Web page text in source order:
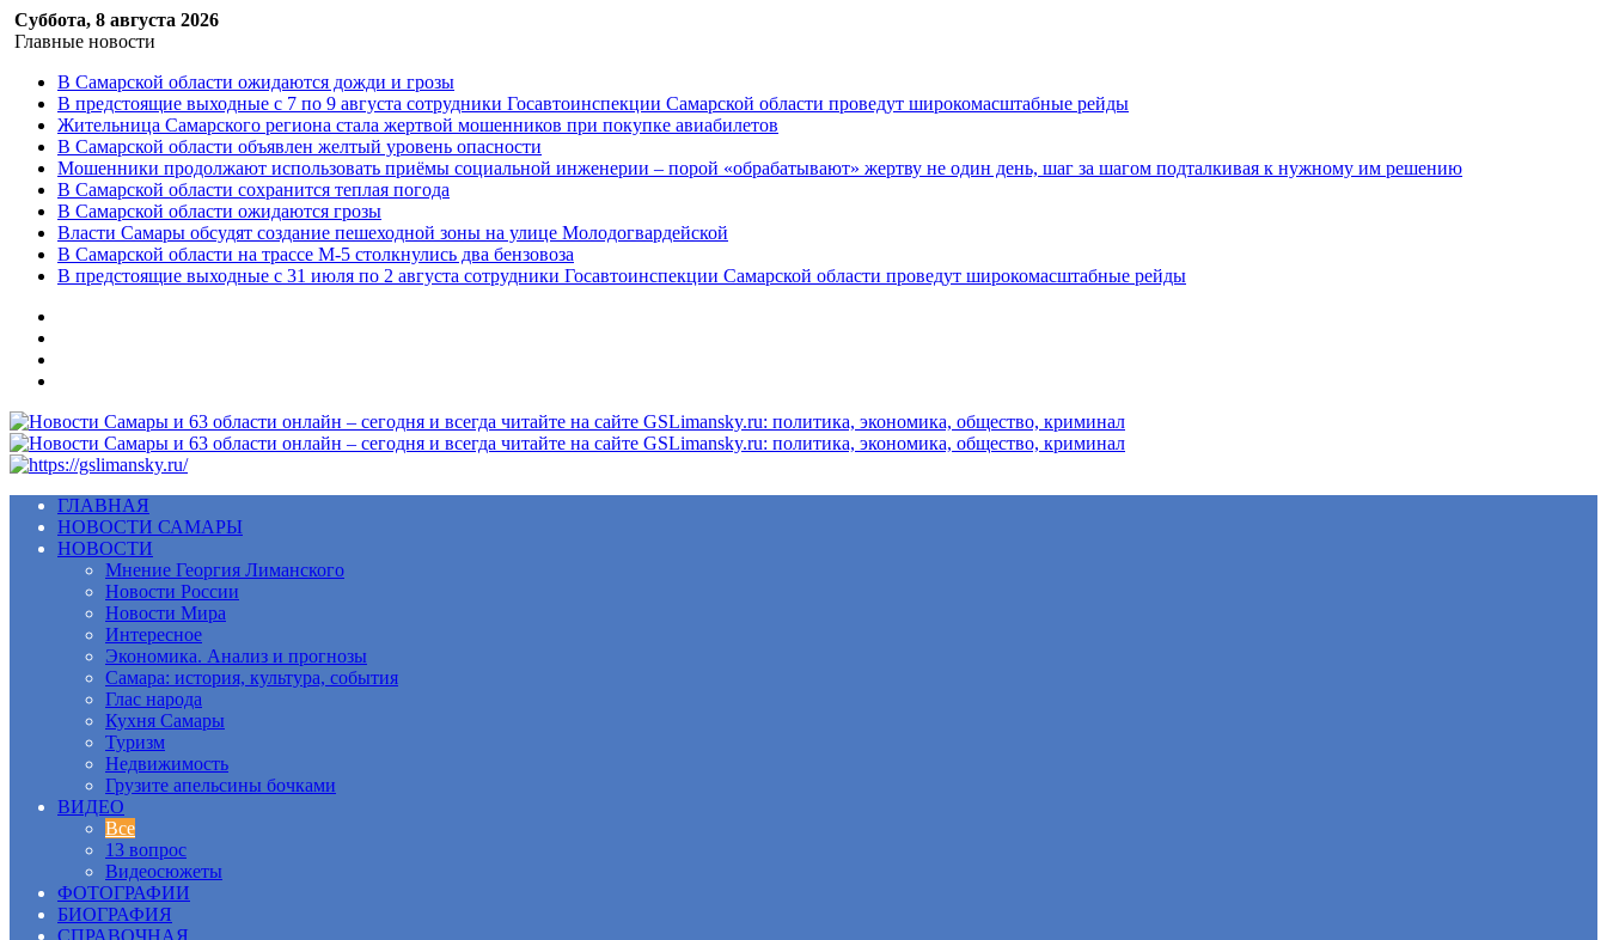
Суббота, 8 августа 2026
Главные новости
В Самарской области ожидаются дожди и грозы
В предстоящие выходные с 7 по 9 августа сотрудники Госавтоинспекции Самарской области проведут широкомасштабные рейды
Жительница Самарского региона стала жертвой мошенников при покупке авиабилетов
В Самарской области объявлен желтый уровень опасности
Мошенники продолжают использовать приёмы социальной инженерии – порой «обрабатывают» жертву не один день, шаг за шагом подталкивая к нужному им решению
В Самарской области сохранится теплая погода
В Самарской области ожидаются грозы
Власти Самары обсудят создание пешеходной зоны на улице Молодогвардейской
В Самарской области на трассе М-5 столкнулись два бензовоза
В предстоящие выходные с 31 июля по 2 августа сотрудники Госавтоинспекции Самарской области проведут широкомасштабные рейды
Меню
ГЛАВНАЯ
НОВОСТИ САМАРЫ
НОВОСТИ
Мнение Георгия Лиманского
Новости России
Новости Мира
Интересное
Экономика. Анализ и прогнозы
Самара: история, культура, события
Глас народа
Кухня Самары
Туризм
Недвижимость
Грузите апельсины бочками
ВИДЕО
Все
13 вопрос
Видеосюжеты
ФОТОГРАФИИ
БИОГРАФИЯ
СПРАВОЧНАЯ